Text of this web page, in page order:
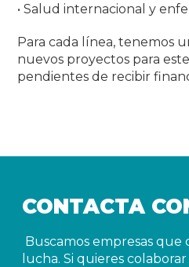
• Salud internacional y
Para cada línea, tenemos
nuevos proyectos para
pendientes de recibir
CONTACTA
Buscamos empresas que
lucha. Si quieres